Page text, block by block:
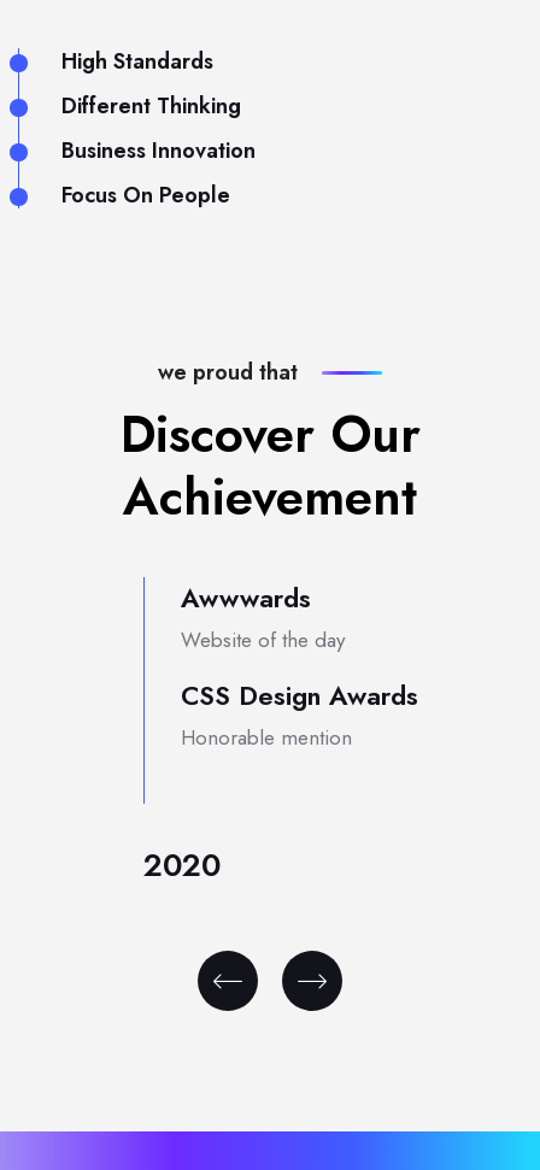
High Standards
Different Thinking
Business Innovation
Focus On People
we proud that
Discover Our
Achievement
Awwwards
Website of the day
CSS Design Awards
Honorable mention